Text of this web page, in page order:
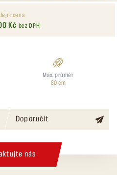
cena
Kč bez DPH
Max. průměr
80 cm
Doporučit
nás